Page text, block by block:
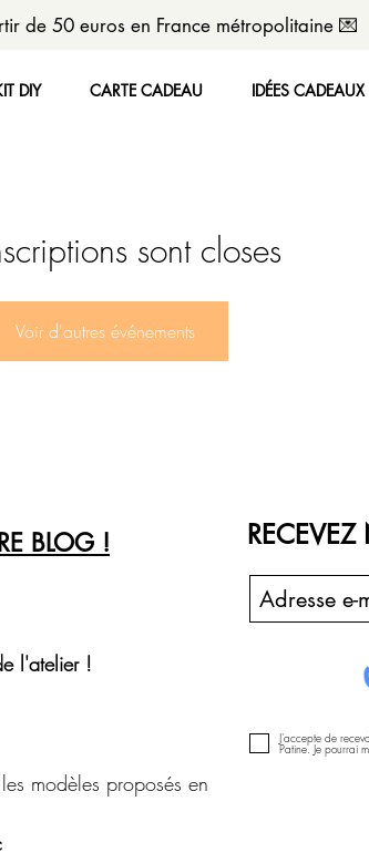
de 50 euros en France métropolitaine 💌
DIY CARTE CADEAU IDÉES CADEAUX
sont closes
Voir d'autres événements
BLOG !
l'atelier !
modèles proposés en
J'accepte de
Patine. Je pourrai